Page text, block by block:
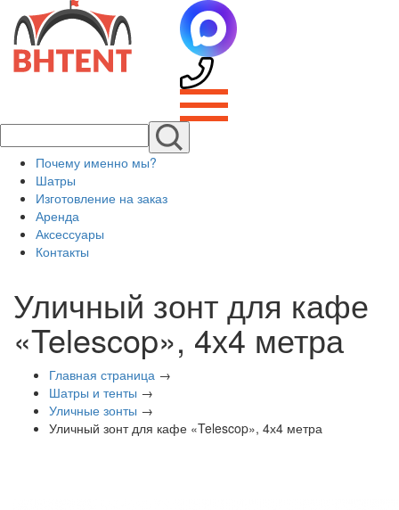
Почему именно мы?
Шатры
Изготовление на заказ
Аренда
Аксессуары
Контакты
Уличный зонт для кафе
«Telescop», 4х4 метра
Главная страница →
Шатры и тенты →
Уличные зонты →
Уличный зонт для кафе «Telescop», 4х4 метра